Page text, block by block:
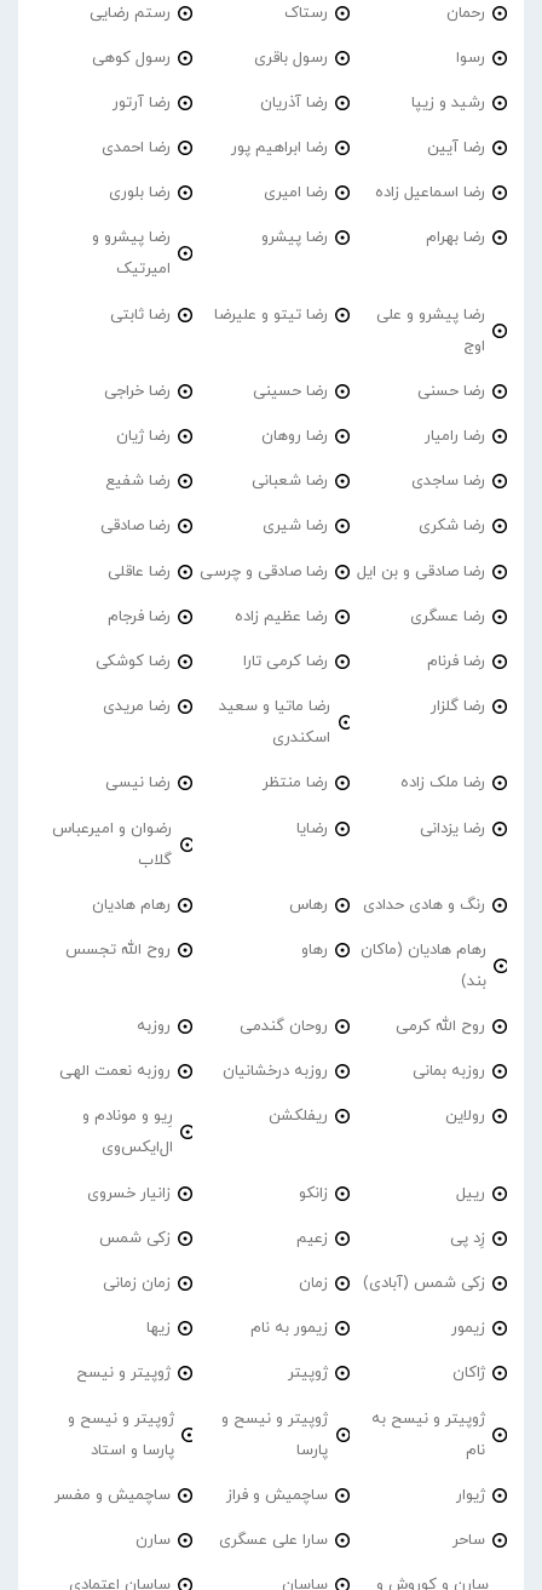
رحمان رستاک رستم رضایی
رسوا رسول باقری رسول کوهی
رشید و زیپا رضا آذریان رضا آرتور
رضا آیین رضا ابراهیم پور رضا احمدی
رضا اسماعیل زاده رضا امیری رضا بلوری
رضا بهرام رضا پیشرو
رضا پیشرو و
امیرتیک
رضا پیشرو و علی
اوج
رضا تیتو و علیرضا رضا ثابتی
رضا حسنی رضا حسینی رضا خراجی
رضا رامیار رضا روهان رضا ژیان
رضا ساجدی رضا شعبانی رضا شفیع
رضا شکری رضا شیری رضا صادقی
رضا صادقی و بن ایل رضا صادقی و چرسی رضا عاقلی
رضا عسگری رضا عظیم زاده رضا فرجام
رضا فرنام رضا کرمی تارا رضا کوشکی
رضا گلزار
رضا ماتیا و سعید
اسکندری
رضا مریدی
رضا ملک زاده رضا منتظر رضا نیسی
رضا یزدانی رضایا
رضوان و امیرعباس
گلاب
رنگ و هادی حدادی رهاس رهام هادیان
رهام هادیان (ماکان
بند)
رهاو روح الله تجسس
روح الله کرمی روحان گندمی روزبه
روزبه بمانی روزبه درخشانیان روزبه نعمت الهی
رولاین ریفلکشن
رِیو و مونادم و
ال‌ایکس‌وی
رییل زانکو زانیار خسروی
زِد پی زعیم زکی شمس
زکی شمس (آبادی) زمان زمان زمانی
زیمور زیمور به نام زیها
ژاکان ژوپیتر ژوپیتر و نیسح
ژوپیتر و نیسح به
نام
ژوپیتر و نیسح و
پارسا
ژوپیتر و نیسح و
پارسا و استاد
ژیوار ساچمیش و فراز ساچمیش و مفسر
ساحر سارا علی عسگری سارن
سارن و کوروش و ساسان ساسان اعتمادی